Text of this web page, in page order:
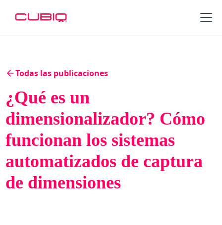
Todas las publicaciones
¿Qué es un
dimensionalizador? Cómo
funcionan los sistemas
automatizados de captura
de dimensiones